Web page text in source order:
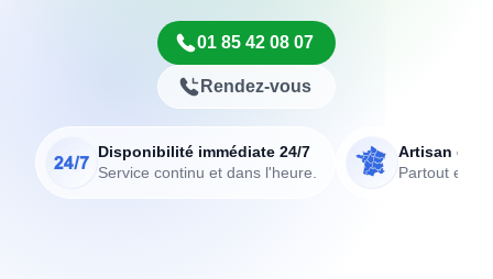
01 85 42 08 07
Rendez-vous
Disponibilité immédiate 24/7
Service continu et dans l'heure.
Artisan de
Partout en